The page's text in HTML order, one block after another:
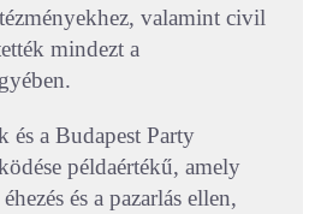
valamint civil
mindezt a
és a Budapest Party
példaértékű, amely
és a pazarlás ellen,